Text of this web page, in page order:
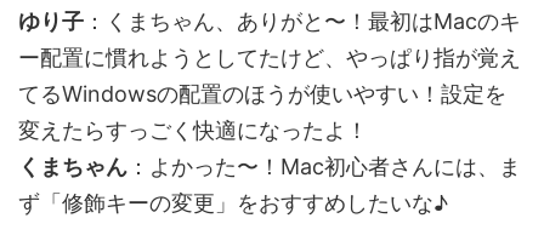
ゆり子 ：くまちゃん、ありがと〜！最初はMacのキ
ー配置に慣れようとしてたけど、やっぱり指が覚え
てるWindowsの配置のほうが使いやすい！設定を
変えたらすっごく快適になったよ！
くまちゃん ：よかった〜！Mac初心者さんには、ま
ず「修飾キーの変更」をおすすめしたいな♪